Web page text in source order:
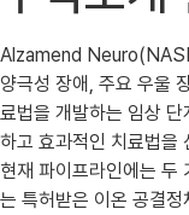
Alzamend
양극성 장애, 주요 우울
료법을 개발하는 임상
하고 효과적인 치료법을
현재 파이프라인에는 두
는 특허받은 이온 공결